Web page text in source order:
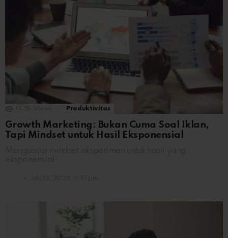
Produktivitas
Growth Marketing: Bukan Cuma Soal Iklan,
Tapi Mindset untuk Hasil Eksponensial
Menguasai mindset eksperimen untuk hasil yang